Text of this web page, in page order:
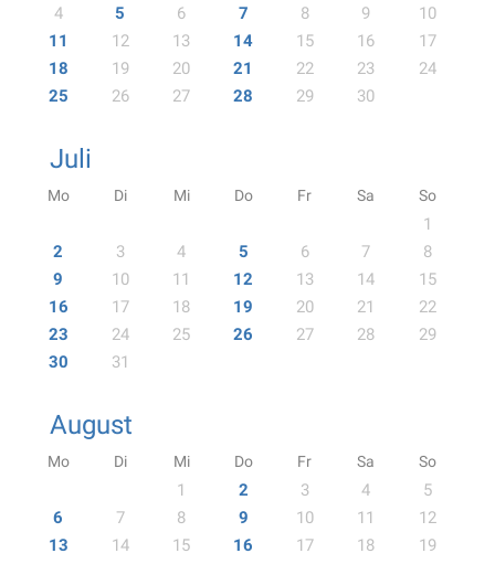
4
5 6 7 8 9
10
11
12 13 14 15 16
17
18
19 20 21 22 23
24
25
26 27 28 29 30
Juli
Mo Di Mi Do Fr Sa So
1
2
3 4 5 6 7
8
9
10 11 12 13 14
15
16
17 18 19 20 21
22
23
24 25 26 27 28
29
30
31
August
Mo Di Mi Do Fr Sa So
1 2 3 4
5
6
7 8 9 10 11
12
13
14 15 16 17 18
19